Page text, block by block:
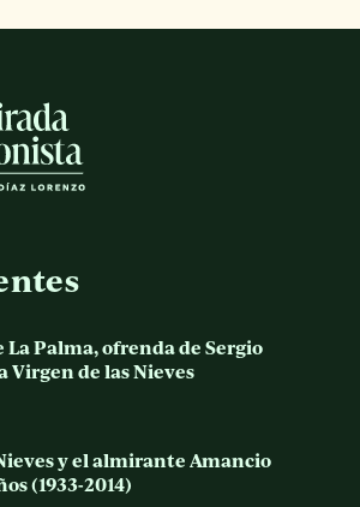
Palma, ofrenda de Sergio
Virgen de las Nieves
y el almirante Amancio
(1933-2014)